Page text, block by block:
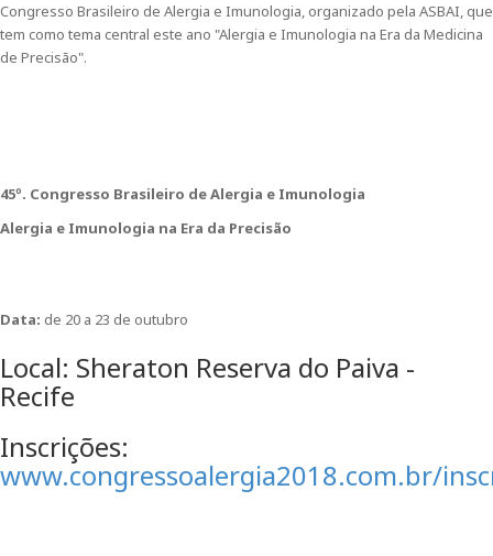
Congresso Brasileiro de Alergia e Imunologia, organizado pela ASBAI, que
tem como tema central este ano "Alergia e Imunologia na Era da Medicina
de Precisão".
45º. Congresso Brasileiro de Alergia e Imunologia
Alergia e Imunologia na Era da Precisão
Data: de 20 a 23 de outubro
Local: Sheraton Reserva do Paiva -
Recife
Inscrições:
www.congressoalergia2018.com.br/